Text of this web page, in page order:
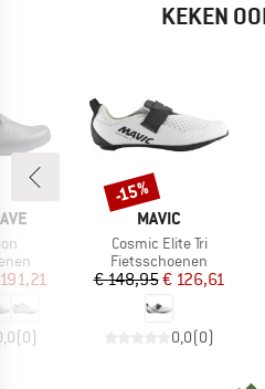
KEKEN
prijs
(0)
MERK
MAVIC
Artikel
Cosmic Elite Tri
Productgroep
Fietsschoenen
Prijs
€ 148,95Verlaagde prijs
€ 126,61
0,0(0)
Korting
-15%